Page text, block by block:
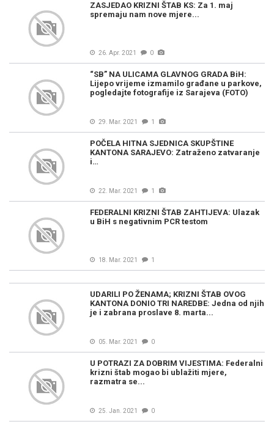
ZASJEDAO KRIZNI ŠTAB KS: Za 1. maj
spremaju nam nove mjere...
26. Apr. 2021 0
“SB” NA ULICAMA GLAVNOG GRADA BiH:
Lijepo vrijeme izmamilo građane u parkove,
pogledajte fotografije iz Sarajeva (FOTO)
29. Mar. 2021 1
POČELA HITNA SJEDNICA SKUPŠTINE
KANTONA SARAJEVO: Zatraženo zatvaranje
i…
22. Mar. 2021 1
FEDERALNI KRIZNI ŠTAB ZAHTIJEVA: Ulazak
u BiH s negativnim PCR testom
18. Mar. 2021 1
UDARILI PO ŽENAMA; KRIZNI ŠTAB OVOG
KANTONA DONIO TRI NAREDBE: Jedna od njih
je i zabrana proslave 8. marta...
05. Mar. 2021 0
U POTRAZI ZA DOBRIM VIJESTIMA: Federalni
krizni štab mogao bi ublažiti mjere,
razmatra se...
25. Jan. 2021 0